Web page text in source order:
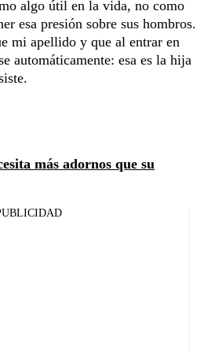
algo útil en la vida, no como
esa presión sobre sus hombros.
mi apellido y que al entrar en
automáticamente: esa es la hija
más adornos que su